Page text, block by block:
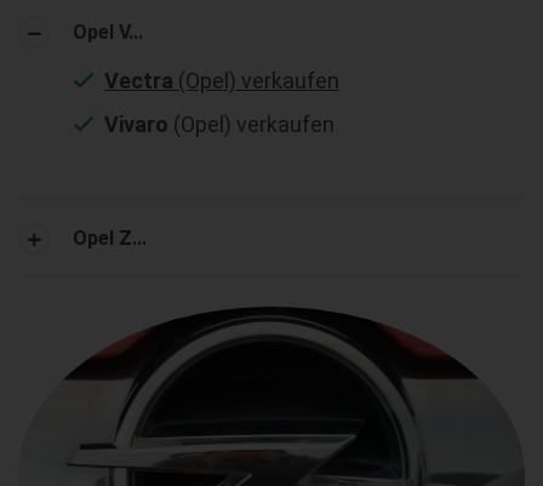
Opel V...
Vectra (Opel) verkaufen
Vivaro (Opel) verkaufen
Opel Z...